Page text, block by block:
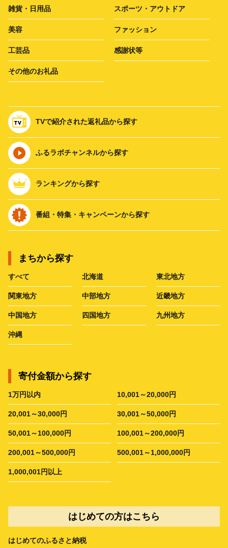
雑貨・日用品 スポーツ・アウトドア
美容 ファッション
工芸品 感謝状等
その他のお礼品
TVで紹介された返礼品から探す
ふるラボチャンネルから探す
ランキングから探す
番組・特集・キャンペーンから探す
まちから探す
すべて 北海道 東北地方
関東地方 中部地方 近畿地方
中国地方 四国地方 九州地方
沖縄
寄付金額から探す
1万円以内 10,001～20,000円
20,001～30,000円 30,001～50,000円
50,001～100,000円 100,001～200,000円
200,001～500,000円 500,001～1,000,000円
1,000,001円以上
はじめての方はこちら
はじめてのふるさと納税